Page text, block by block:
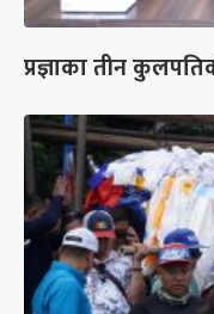
प्रज्ञाका तीन